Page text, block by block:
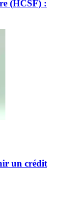
(HCSF) :
un crédit